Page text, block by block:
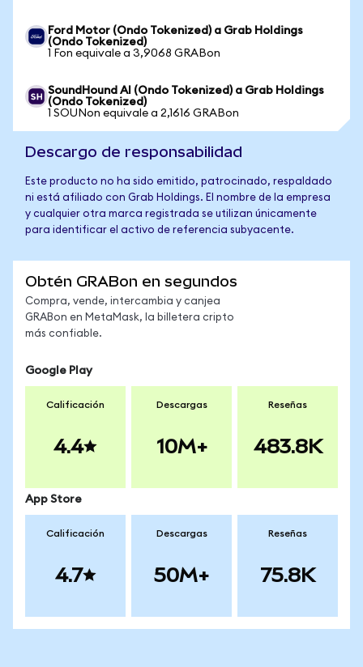
Ford Motor (Ondo Tokenized) a Grab Holdings
(Ondo Tokenized)
1 Fon equivale a 3,9068 GRABon
SoundHound AI (Ondo Tokenized) a Grab Holdings
(Ondo Tokenized)
1 SOUNon equivale a 2,1616 GRABon
Descargo de responsabilidad
Este producto no ha sido emitido, patrocinado, respaldado
ni está afiliado con Grab Holdings. El nombre de la empresa
y cualquier otra marca registrada se utilizan únicamente
para identificar el activo de referencia subyacente.
Obtén GRABon en segundos
Compra, vende, intercambia y canjea
GRABon en MetaMask, la billetera cripto
más confiable.
Google Play
Calificación
4.4
Descargas
10M+
Reseñas
483.8K
App Store
Calificación
4.7
Descargas
50M+
Reseñas
75.8K